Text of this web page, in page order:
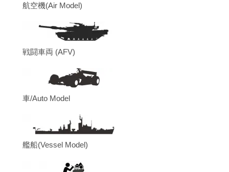
航空機(Air Model)
戦闘車両 (AFV)
車/Auto Model
艦船(Vessel Model)